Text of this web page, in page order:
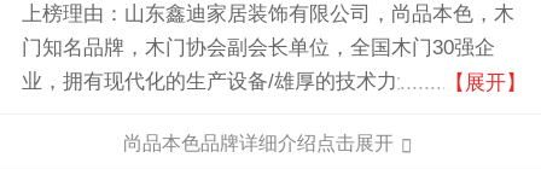
上榜理由：山东鑫迪家居装饰有限公司，尚品本色，木
门知名品牌，木门协会副会长单位，全国木门30强企
业，拥有现代化的生产设备/雄厚的技术力量/完善的配
【展开】
尚品本色品牌详细介绍点击展开